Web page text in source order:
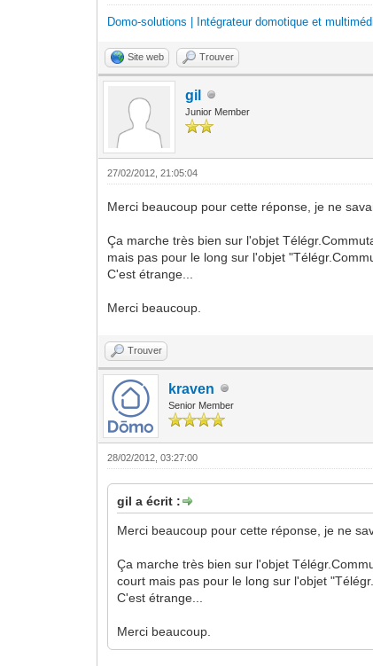
Domo-solutions | Intégrateur domotique et
Site web Trouver
gil
Junior Member
27/02/2012, 21:05:04
Merci beaucoup pour cette réponse, je ne
Ça marche très bien sur l'objet
mais pas pour le long sur l'objet
C'est étrange...
Merci beaucoup.
Trouver
kraven
Senior Member
28/02/2012, 03:27:00
gil a écrit :
Merci beaucoup pour cette réponse, je ne
Ça marche très bien sur l'objet
court mais pas pour le long sur l'objet
C'est étrange...
Merci beaucoup.